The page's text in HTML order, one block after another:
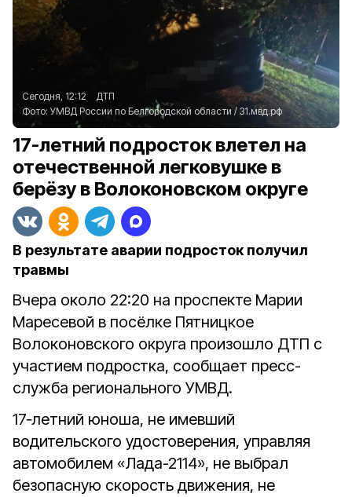
Сегодня, 12:12
ДТП
Фото: УМВД России по Белгородской области / 31.мвд.рф
17-летний подросток влетел на
отечественной легковушке в
берёзу в Волоконовском округе
В результате аварии подросток получил
травмы
Вчера около 22:20 на проспекте Марии
Маресевой в посёлке Пятницкое
Волоконовского округа произошло ДТП с
участием подростка, сообщает пресс-
служба регионального УМВД.
17‑летний юноша, не имевший
водительского удостоверения, управляя
автомобилем «Лада-2114», не выбрал
безопасную скорость движения, не